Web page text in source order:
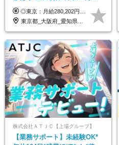
可*面接1回/o
◎東京：月給280,202円～402,430円 ◎大阪：月給269,824円～392,052円 ◎名古屋：月給285,967円～408,195円 ◎その他：月給265,212円～387,440円 ※試用期間3か月／待遇は研修期間中のみ変更あり （東京：23.9万円～、大阪：月給23.4万円～、名古屋：月給24.2万円～、その他：月給23.1万円～） ※固定残業代（配属後に支給）・一律手当を含む ※固定残業代は残業がない場合も支給し、超過分は別途支給する ※年齢、経験、能力を考慮し、支給額を決定します。
東京都_大阪府_愛知県_北海道_宮城県_新潟県_石川県_静岡県_広島県_福岡県_沖縄県
株式会社ＡＴＪＣ【上場グループ】
【業務サポート】未経験OK*